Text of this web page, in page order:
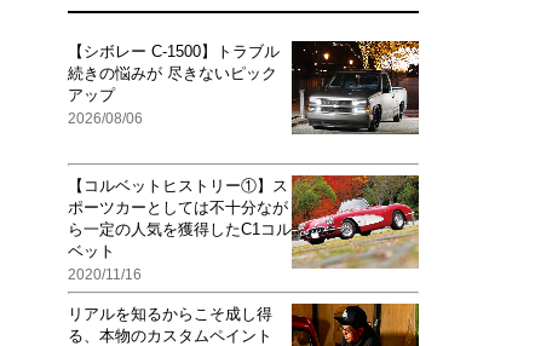
【シボレー C-1500】トラブル
続きの悩みが 尽きないピック
アップ
2026/08/06
【コルベットヒストリー①】ス
ポーツカーとしては不十分なが
ら一定の人気を獲得したC1コル
ベット
2020/11/16
リアルを知るからこそ成し得
る、本物のカスタムペイント